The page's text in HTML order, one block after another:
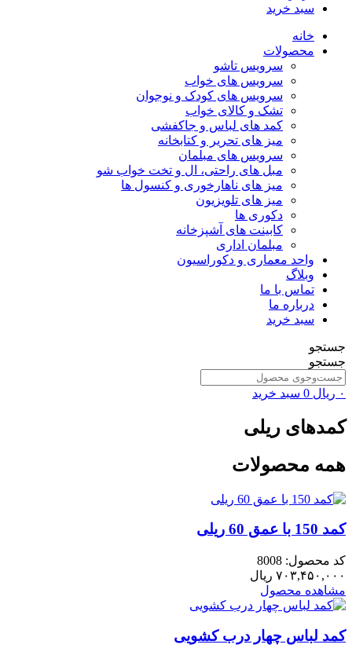
سبد خرید
خانه
محصولات
سرویس تاشو
سرویس های خواب
سرویس های کودک و نوجوان
تشک و کالای خواب
کمد های لباس و جاکفشی
میز های تحریر و کتابخانه
سرویس های مبلمان
مبل های راحتی، ال و تخت خواب شو
میز های ناهارخوری و کنسول ها
میز های تلویزیون
دکوری ها
کابینت های آشپزخانه
مبلمان اداری
واحد معماری و دکوراسیون
وبلاگ
تماس با ما
درباره ما
سبد خرید
جستجو
جستجو
۰ ریال 0 سبد خرید
کمدهای ریلی
همه محصولات
کمد 150 با عمق 60 ریلی
کد محصول: 8008
۷۰۳,۴۵۰,۰۰۰ ریال
مشاهده محصول
کمد لباس چهار درب کشویی